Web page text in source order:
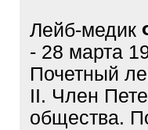
Тема: